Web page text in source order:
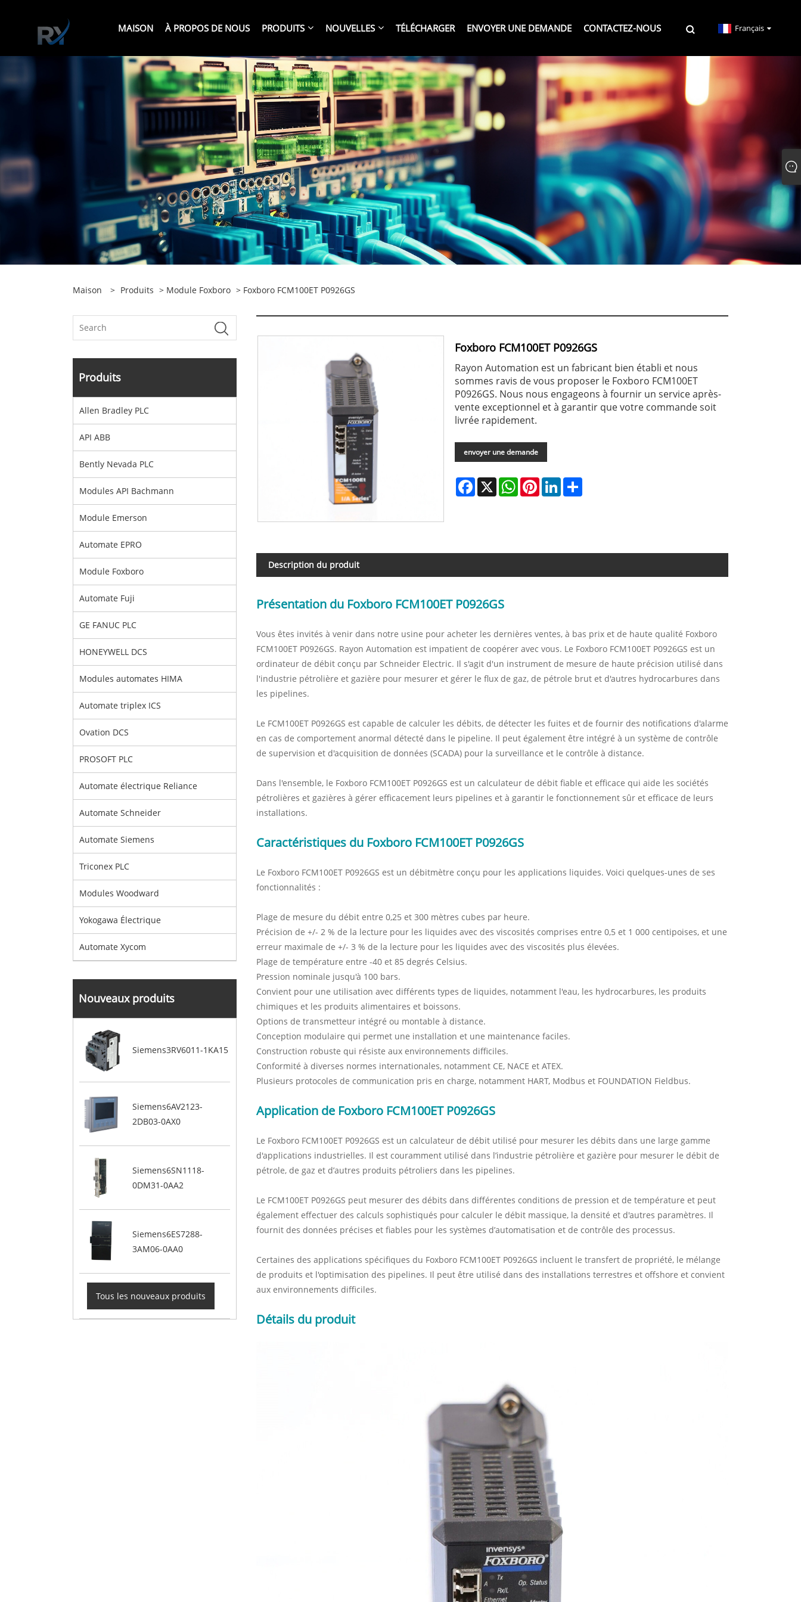
MAISON À PROPOS DE NOUS PRODUITS NOUVELLES TÉLÉCHARGER ENVOYER UNE DEMANDE CONTACTEZ-NOUS Français
Maison > Produits > Module Foxboro > Foxboro FCM100ET P0926GS
Produits
Allen Bradley PLC
API ABB
Bently Nevada PLC
Modules API Bachmann
Module Emerson
Automate EPRO
Module Foxboro
Automate Fuji
GE FANUC PLC
HONEYWELL DCS
Modules automates HIMA
Automate triplex ICS
Ovation DCS
PROSOFT PLC
Automate électrique Reliance
Automate Schneider
Automate Siemens
Triconex PLC
Modules Woodward
Yokogawa Électrique
Automate Xycom
Nouveaux produits
Siemens3RV6011-1KA15
Siemens6AV2123-
2DB03-0AX0
Siemens6SN1118-
0DM31-0AA2
Siemens6ES7288-
3AM06-0AA0
Tous les nouveaux produits
Foxboro FCM100ET P0926GS
Rayon Automation est un fabricant bien établi et nous
sommes ravis de vous proposer le Foxboro FCM100ET
P0926GS. Nous nous engageons à fournir un service après-
vente exceptionnel et à garantir que votre commande soit
livrée rapidement.
envoyer une demande
Facebook
X WhatsAppPinterestLinkedInShare
Description du produit
Présentation du Foxboro FCM100ET P0926GS
Vous êtes invités à venir dans notre usine pour acheter les dernières ventes, à bas prix et de haute qualité Foxboro
FCM100ET P0926GS. Rayon Automation est impatient de coopérer avec vous. Le Foxboro FCM100ET P0926GS est un
ordinateur de débit conçu par Schneider Electric. Il s'agit d'un instrument de mesure de haute précision utilisé dans
l'industrie pétrolière et gazière pour mesurer et gérer le flux de gaz, de pétrole brut et d'autres hydrocarbures dans
les pipelines.
Le FCM100ET P0926GS est capable de calculer les débits, de détecter les fuites et de fournir des notifications d'alarme
en cas de comportement anormal détecté dans le pipeline. Il peut également être intégré à un système de contrôle
de supervision et d'acquisition de données (SCADA) pour la surveillance et le contrôle à distance.
Dans l'ensemble, le Foxboro FCM100ET P0926GS est un calculateur de débit fiable et efficace qui aide les sociétés
pétrolières et gazières à gérer efficacement leurs pipelines et à garantir le fonctionnement sûr et efficace de leurs
installations.
Caractéristiques du Foxboro FCM100ET P0926GS
Le Foxboro FCM100ET P0926GS est un débitmètre conçu pour les applications liquides. Voici quelques-unes de ses
fonctionnalités :
Plage de mesure du débit entre 0,25 et 300 mètres cubes par heure.
Précision de +/- 2 % de la lecture pour les liquides avec des viscosités comprises entre 0,5 et 1 000 centipoises, et une
erreur maximale de +/- 3 % de la lecture pour les liquides avec des viscosités plus élevées.
Plage de température entre -40 et 85 degrés Celsius.
Pression nominale jusqu'à 100 bars.
Convient pour une utilisation avec différents types de liquides, notamment l'eau, les hydrocarbures, les produits
chimiques et les produits alimentaires et boissons.
Options de transmetteur intégré ou montable à distance.
Conception modulaire qui permet une installation et une maintenance faciles.
Construction robuste qui résiste aux environnements difficiles.
Conformité à diverses normes internationales, notamment CE, NACE et ATEX.
Plusieurs protocoles de communication pris en charge, notamment HART, Modbus et FOUNDATION Fieldbus.
Application de Foxboro FCM100ET P0926GS
Le Foxboro FCM100ET P0926GS est un calculateur de débit utilisé pour mesurer les débits dans une large gamme
d'applications industrielles. Il est couramment utilisé dans l’industrie pétrolière et gazière pour mesurer le débit de
pétrole, de gaz et d’autres produits pétroliers dans les pipelines.
Le FCM100ET P0926GS peut mesurer des débits dans différentes conditions de pression et de température et peut
également effectuer des calculs sophistiqués pour calculer le débit massique, la densité et d'autres paramètres. Il
fournit des données précises et fiables pour les systèmes d’automatisation et de contrôle des processus.
Certaines des applications spécifiques du Foxboro FCM100ET P0926GS incluent le transfert de propriété, le mélange
de produits et l'optimisation des pipelines. Il peut être utilisé dans des installations terrestres et offshore et convient
aux environnements difficiles.
Détails du produit